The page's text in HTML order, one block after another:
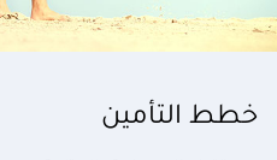
خطط التأمين